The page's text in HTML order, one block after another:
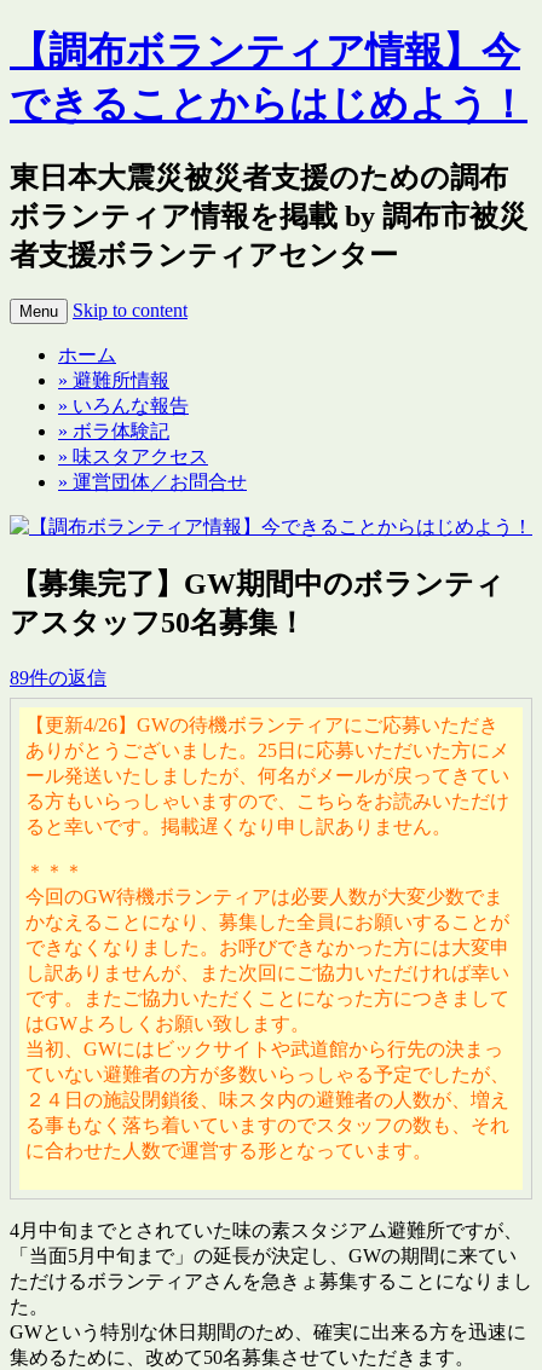
【調布ボランティア情報】今
できることからはじめよう！
東日本大震災被災者支援のための調布
ボランティア情報を掲載 by 調布市被災
者支援ボランティアセンター
Menu Skip to content
ホーム
» 避難所情報
» いろんな報告
» ボラ体験記
» 味スタアクセス
» 運営団体／お問合せ
【募集完了】GW期間中のボランティ
アスタッフ50名募集！
89件の返信
【更新4/26】GWの待機ボランティアにご応募いただき
ありがとうございました。25日に応募いただいた方にメ
ール発送いたしましたが、何名がメールが戻ってきてい
る方もいらっしゃいますので、こちらをお読みいただけ
ると幸いです。掲載遅くなり申し訳ありません。
＊＊＊
今回のGW待機ボランティアは必要人数が大変少数でま
かなえることになり、募集した全員にお願いすることが
できなくなりました。お呼びできなかった方には大変申
し訳ありませんが、また次回にご協力いただければ幸い
です。またご協力いただくことになった方につきまして
はGWよろしくお願い致します。
当初、GWにはビックサイトや武道館から行先の決まっ
ていない避難者の方が多数いらっしゃる予定でしたが、
２４日の施設閉鎖後、味スタ内の避難者の人数が、増え
る事もなく落ち着いていますのでスタッフの数も、それ
に合わせた人数で運営する形となっています。
4月中旬までとされていた味の素スタジアム避難所ですが、
「当面5月中旬まで」の延長が決定し、GWの期間に来てい
ただけるボランティアさんを急きょ募集することになりまし
た。
GWという特別な休日期間のため、確実に出来る方を迅速に
集めるために、改めて50名募集させていただきます。